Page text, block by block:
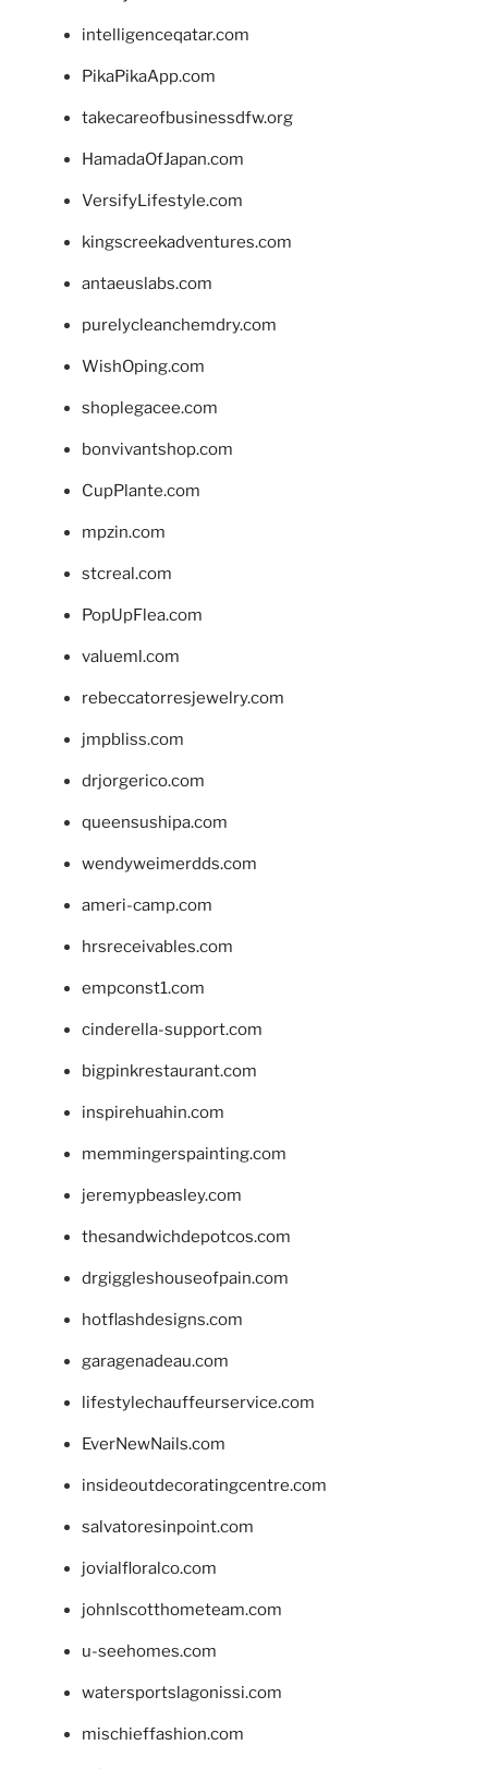
intelligenceqatar.com
PikaPikaApp.com
takecareofbusinessdfw.org
HamadaOfJapan.com
VersifyLifestyle.com
kingscreekadventures.com
antaeuslabs.com
purelycleanchemdry.com
WishOping.com
shoplegacee.com
bonvivantshop.com
CupPlante.com
mpzin.com
stcreal.com
PopUpFlea.com
valueml.com
rebeccatorresjewelry.com
jmpbliss.com
drjorgerico.com
queensushipa.com
wendyweimerdds.com
ameri-camp.com
hrsreceivables.com
empconst1.com
cinderella-support.com
bigpinkrestaurant.com
inspirehuahin.com
memmingerspainting.com
jeremypbeasley.com
thesandwichdepotcos.com
drgiggleshouseofpain.com
hotflashdesigns.com
garagenadeau.com
lifestylechauffeurservice.com
EverNewNails.com
insideoutdecoratingcentre.com
salvatoresinpoint.com
jovialfloralco.com
johnlscotthometeam.com
u-seehomes.com
watersportslagonissi.com
mischieffashion.com